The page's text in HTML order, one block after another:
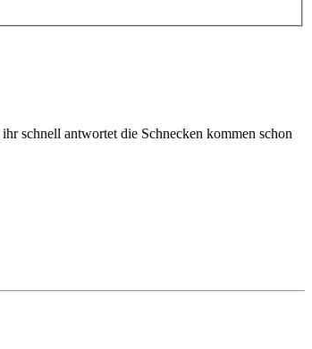
schnell antwortet die Schnecken kommen schon